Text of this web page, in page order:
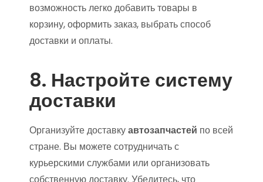
возможность легко добавить товары в
корзину, оформить заказ, выбрать способ
доставки и оплаты.
8. Настройте систему
доставки
Организуйте доставкуавтозапчастей по всей
стране. Вы можете сотрудничать с
курьерскими службами или организовать